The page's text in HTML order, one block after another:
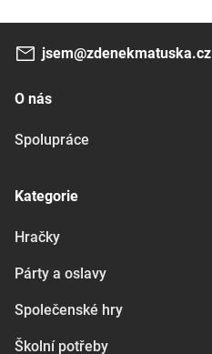
jsem@zdenekmatuska.cz
O nás
Spolupráce
Kategorie
Hračky
Párty a oslavy
Společenské hry
Školní potřeby